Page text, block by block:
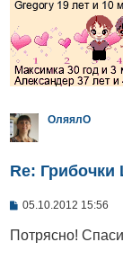
ОляялО
Re:
С
о
б
05.10.2012 15:56
Потрясно!